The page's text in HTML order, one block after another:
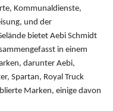
Kommunaldienste,
und der
bietet Aebi Schmidt
in einem
darunter Aebi,
Spartan, Royal Truck
Marken, einige davon